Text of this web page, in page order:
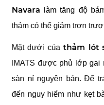
Navara làm tăng độ
thảm có thể giảm trơn
Mặt dưới của thảm lót
IMATS được phủ lớp gai
sàn nỉ nguyên bản. Để
đến nguy hiểm như kẹt